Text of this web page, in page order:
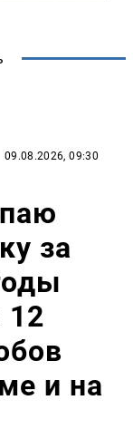
09.08.2026, 09:30
за
12
и на